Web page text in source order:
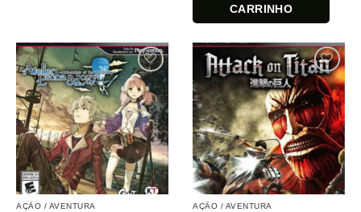
CARRINHO
AÇÃO / AVENTURA AÇÃO / AVENTURA